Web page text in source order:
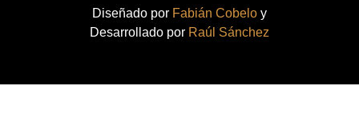
Diseñado por Fabián Cobelo y
Desarrollado por Raúl Sánchez